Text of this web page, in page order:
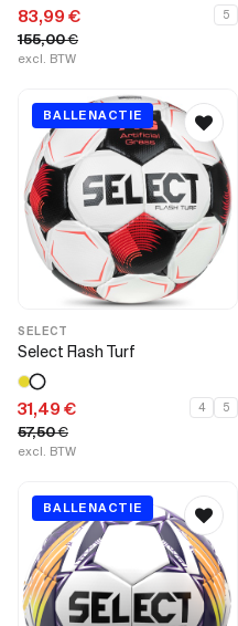
83,99 €
155,00€
excl. BTW
5
BALLENACTIE
SELECT
Select Flash Turf
31,49 €
57,50€
excl. BTW
4 5
BALLENACTIE